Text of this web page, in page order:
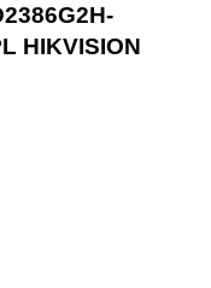
HIKVISION